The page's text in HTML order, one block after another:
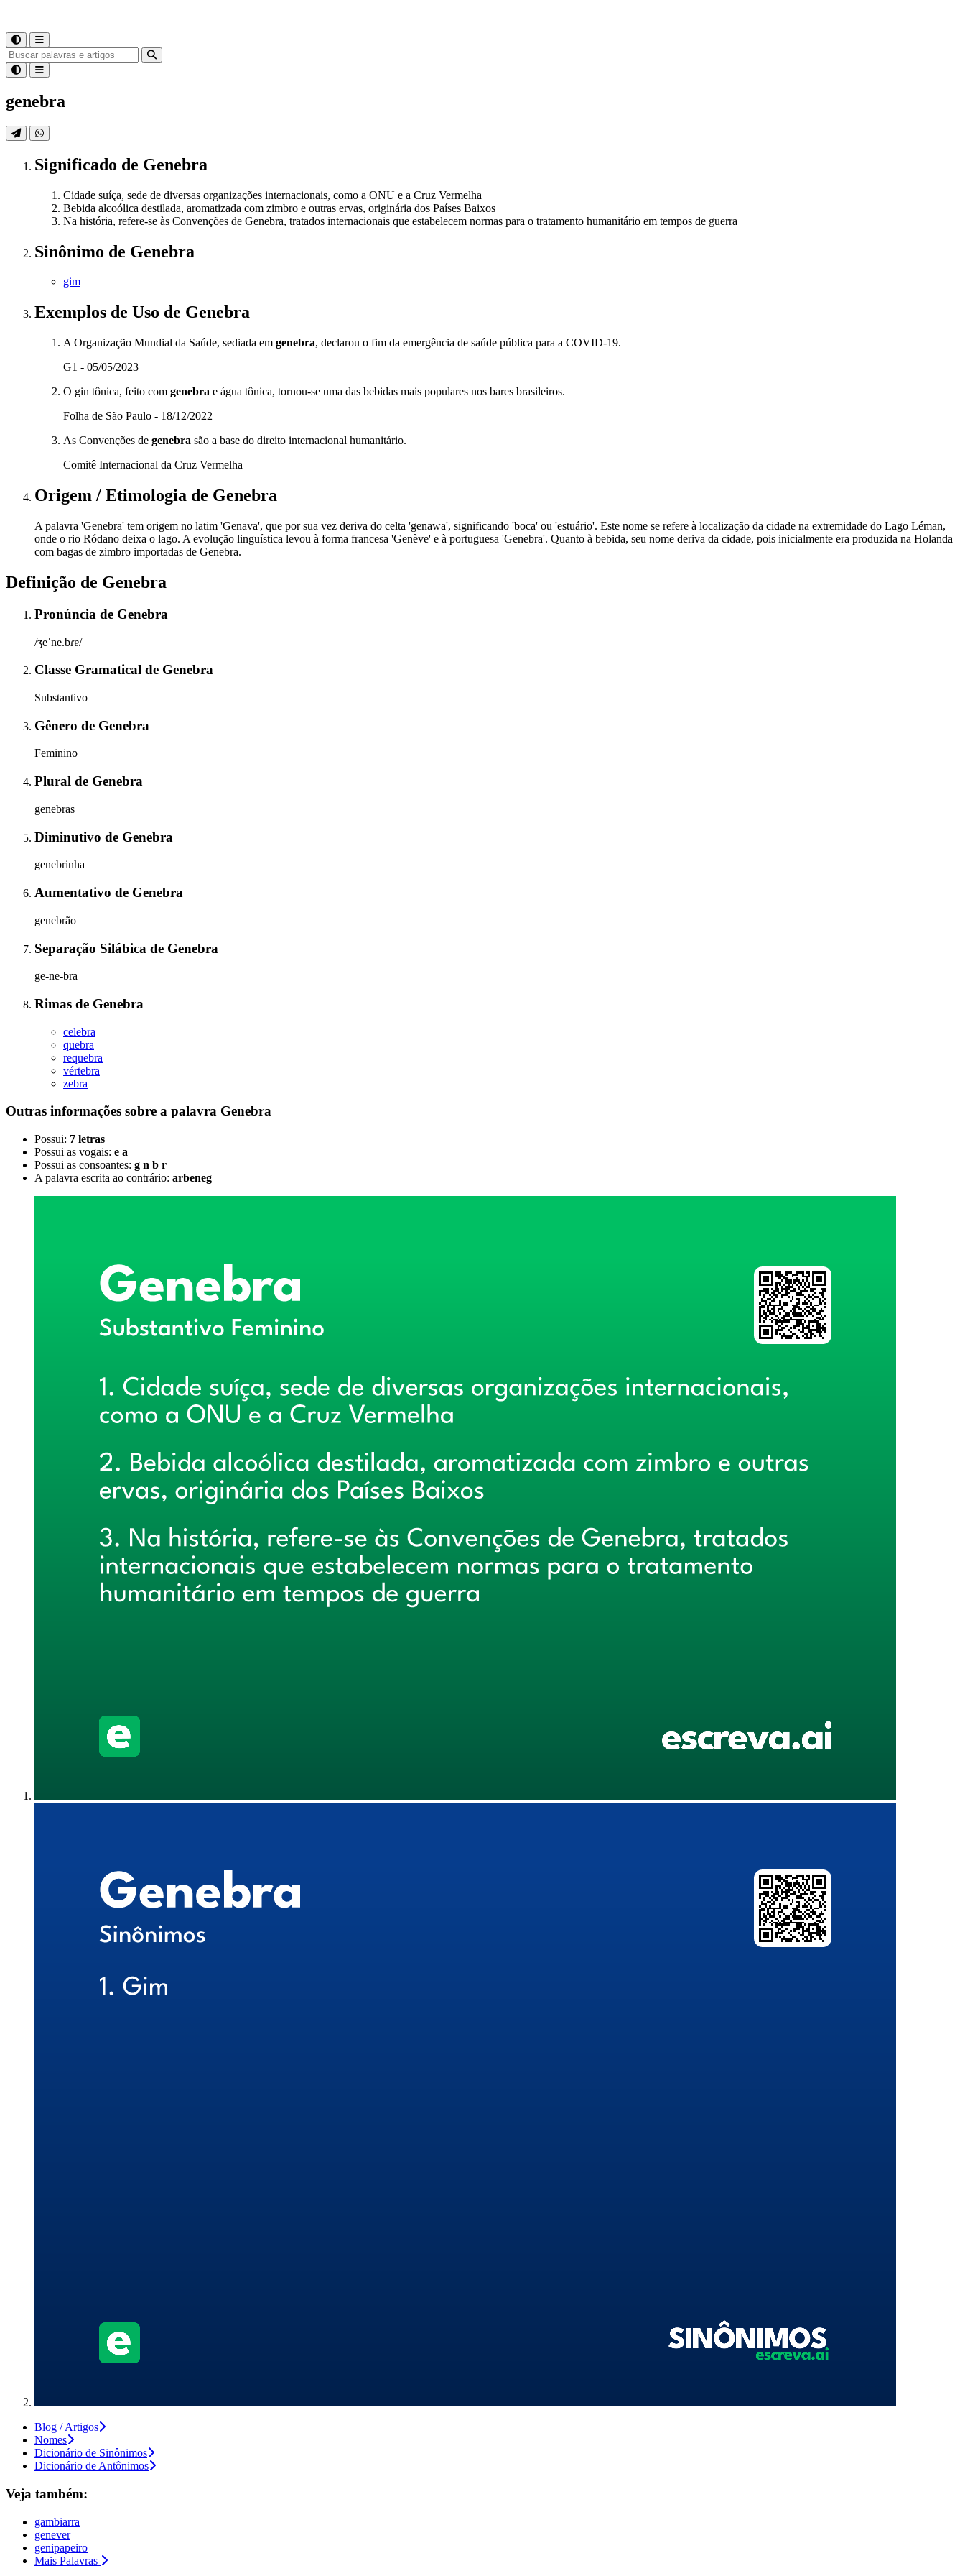
genebra
Significado de Genebra
Cidade suíça, sede de diversas organizações internacionais, como a ONU e a Cruz Vermelha
Bebida alcoólica destilada, aromatizada com zimbro e outras ervas, originária dos Países Baixos
Na história, refere-se às Convenções de Genebra, tratados internacionais que estabelecem normas para o tratamento humanitário em tempos de guerra
Sinônimo de Genebra
gim
Exemplos de Uso de Genebra
A Organização Mundial da Saúde, sediada em genebra, declarou o fim da emergência de saúde pública para a COVID-19.
G1 - 05/05/2023
O gin tônica, feito com genebra e água tônica, tornou-se uma das bebidas mais populares nos bares brasileiros.
Folha de São Paulo - 18/12/2022
As Convenções de genebra são a base do direito internacional humanitário.
Comitê Internacional da Cruz Vermelha
Origem / Etimologia de Genebra
A palavra 'Genebra' tem origem no latim 'Genava', que por sua vez deriva do celta 'genawa', significando 'boca' ou 'estuário'. Este nome se refere à localização da cidade na extremidade do Lago Léman,
onde o rio Ródano deixa o lago. A evolução linguística levou à forma francesa 'Genève' e à portuguesa 'Genebra'. Quanto à bebida, seu nome deriva da cidade, pois inicialmente era produzida na Holanda
com bagas de zimbro importadas de Genebra.
Definição de Genebra
Pronúncia de Genebra
/ʒeˈne.bɾɐ/
Classe Gramatical de Genebra
Substantivo
Gênero de Genebra
Feminino
Plural de Genebra
genebras
Diminutivo de Genebra
genebrinha
Aumentativo de Genebra
genebrão
Separação Silábica de Genebra
ge-ne-bra
Rimas de Genebra
celebra
quebra
requebra
vértebra
zebra
Outras informações sobre a palavra Genebra
Possui: 7 letras
Possui as vogais: e a
Possui as consoantes: g n b r
A palavra escrita ao contrário: arbeneg
Blog / Artigos
Nomes
Dicionário de Sinônimos
Dicionário de Antônimos
Veja também:
gambiarra
genever
genipapeiro
Mais Palavras